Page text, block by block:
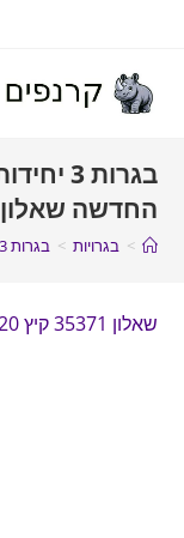
החדשה שאלון 35371
> בגרויות > בגרות 3 יחידות קיץ 2020 יוני התכנית החדשה שאלון 35371
שאלון 35371 קיץ 2020 תכנית חדשה להורדה